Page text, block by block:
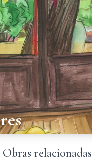
Obras relacionadas